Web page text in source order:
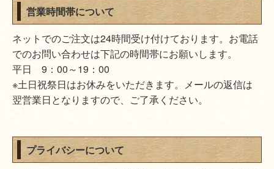
営業時間帯について
ネットでのご注文は24時間受け付けております。お電話
でのお問い合わせは下記の時間帯にお願いします。
平日 9：00～19：00
※土日祝祭日はお休みをいただきます。メールの返信は
翌営業日となりますので、ご了承ください。
プライバシーについて